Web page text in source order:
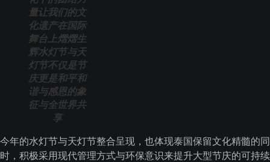
量让我们的文
化遗产在国际
舞台上熠熠生
辉水灯节与天
灯节不仅是节
庆更是和平和
谐与感恩的象
征与全世界共
享
今年的水灯节与天灯节整合呈现，也体现泰国保留文化精髓的同
时，积极采用现代管理方式与环保意识来提升大型节庆的可持续